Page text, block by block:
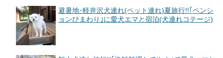
避暑地･軽井沢犬連れ(ペット連れ)夏旅行!!｢ペンシ
ョンひまわり｣に愛犬エマと宿泊(犬連れコテージ)